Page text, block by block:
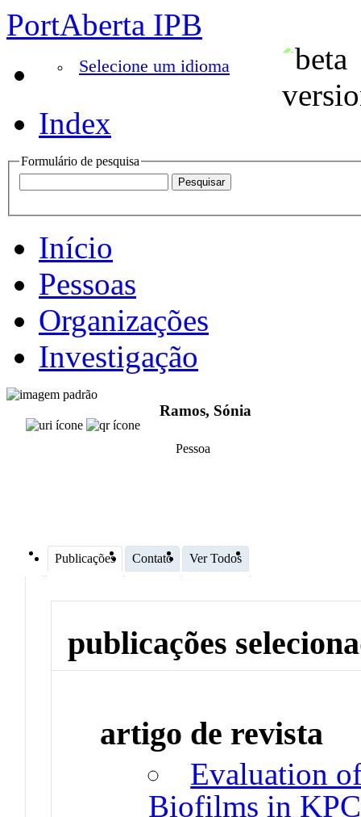
PortAberta IPB
Selecione um idioma
Index
Formulário de pesquisa
Início
Pessoas
Organizações
Investigação
Ramos, Sónia
Pessoa
Publicações Contato Ver Todos
publicações
artigo de revista
Evaluation
Biofilms in